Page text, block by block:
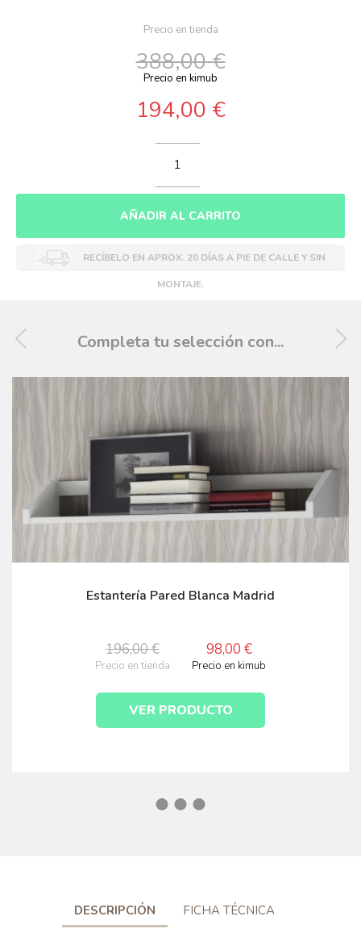
Precio en tienda
388,00 €
Precio en kimub
194,00 €
AÑADIR AL CARRITO
RECÍBELO EN APROX. 20 DÍAS A PIE DE CALLE Y SIN
MONTAJE.
Completa tu selección con...
Estantería Pared Blanca Madrid
196,00 €
Precio en tienda
98,00 €
Precio en kimub
VER PRODUCTO
DESCRIPCIÓN
FICHA TÉCNICA